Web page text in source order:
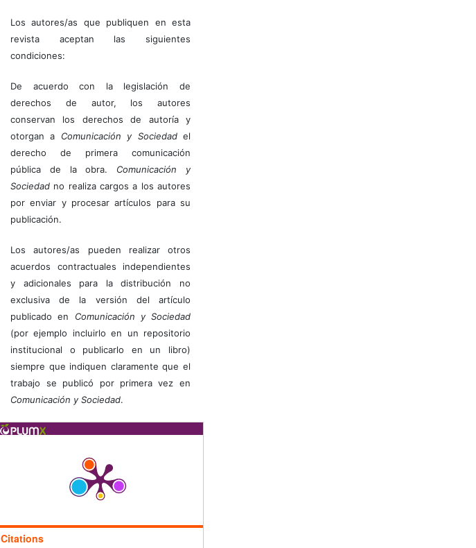
Los autores/as que publiquen en esta
revista aceptan las siguientes
condiciones:
De acuerdo con la legislación de
derechos de autor, los autores
conservan los derechos de autoría y
otorgan a Comunicación y Sociedadel
derecho de primera comunicación
pública de la obra. Comunicación y
Sociedad no realiza cargos a los autores
por enviar y procesar artículos para su
publicación.
Los autores/as pueden realizar otros
acuerdos contractuales independientes
y adicionales para la distribución no
exclusiva de la versión del artículo
publicado en Comunicación y Sociedad
(por ejemplo incluirlo en un repositorio
institucional o publicarlo en un libro)
siempre que indiquen claramente que el
trabajo se publicó por primera vez en
Comunicación y Sociedad.
Citations